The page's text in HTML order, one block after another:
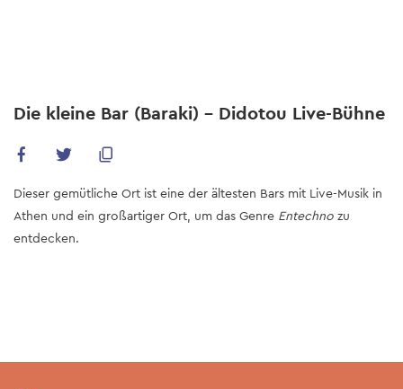
content
Die kleine Bar (Baraki) - Didotou Live-Bühne
Dieser gemütliche Ort ist eine der ältesten Bars mit Live-Musik in
Athen und ein großartiger Ort, um das Genre Entechno zu
entdecken.